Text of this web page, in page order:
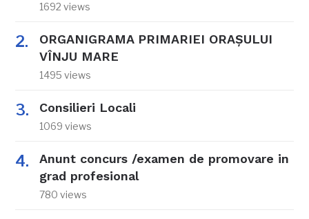
1692 views
ORGANIGRAMA PRIMARIEI ORAŞULUI
VÎNJU MARE
1495 views
Consilieri Locali
1069 views
Anunt concurs /examen de promovare in
grad profesional
780 views